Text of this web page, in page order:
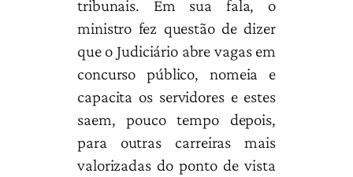
tribunais. Em sua fala, o
ministro fez questão de dizer
que o Judiciário abre vagas em
concurso público, nomeia e
capacita os servidores e estes
saem, pouco tempo depois,
para outras carreiras mais
valorizadas do ponto de vista